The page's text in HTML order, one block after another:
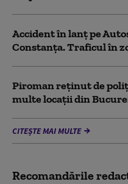
Accident în lanț pe
Constanța. Traficul în
Piroman reţinut de
multe locaţii din
CITEȘTE MAI MULTE
Recomandările